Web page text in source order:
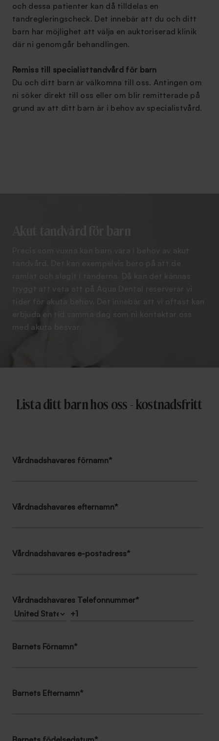
och dessa patienter kan då tilldelas en
tandregleringscheck. Det innebär att du och ditt
barn har möjlighet att välja en auktoriserad klinik
där ni genomgår behandlingen.
Remiss till specialisttandvård för barn
Du och ditt barn är välkomna till oss. Antingen om
ni söker direkt till oss eller om blir remitterade på
grund av att ditt barn är i behov av specialistvård.
tryggt att veta att på Aqua Dental reserverar vi
tider för akuta behov. Det innebär att vi oftast kan
erbjuda en tid samma dag som ni kontaktar oss
med akuta besvär.
Lista ditt barn hos oss - kostnadsfritt
Vårdnadshavares förnamn*
Vårdnadshavares efternamn*
Vårdnadshavares e-postadress*
Vårdnadshavares Telefonnummer*
Barnets Förnamn*
Barnets Efternamn*